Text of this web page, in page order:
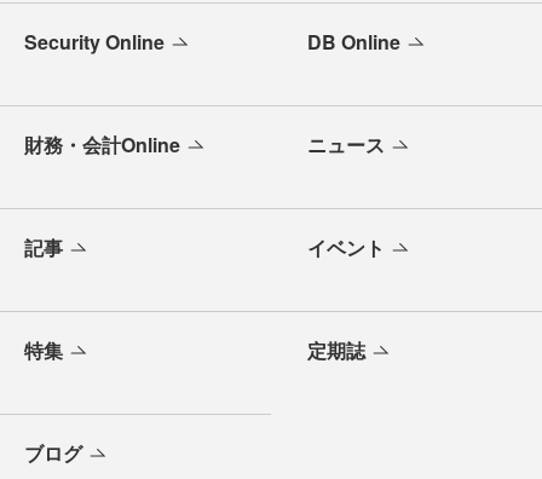
Security Online DB Online
財務・会計Online ニュース
記事 イベント
特集 定期誌
ブログ